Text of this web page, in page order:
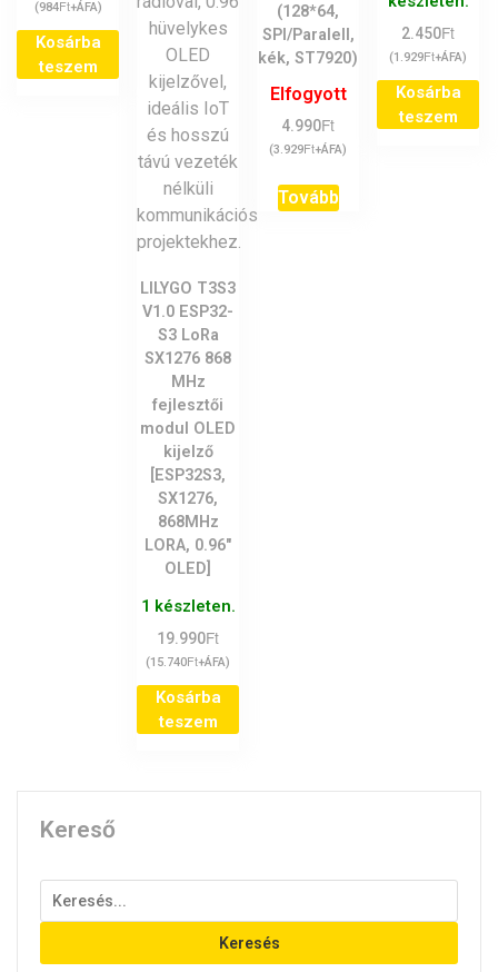
(984Ft+ÁFA)
Kosárba
teszem
LILYGO T3S3
V1.0 ESP32-
S3 LoRa
SX1276 868
MHz
fejlesztői
modul OLED
kijelző
[ESP32S3,
SX1276,
868MHz
LORA, 0.96″
OLED]
1 készleten.
19.990Ft
(15.740Ft+ÁFA)
Kosárba
teszem
(128*64,
SPI/Paralell,
kék, ST7920)
Elfogyott
4.990Ft
(3.929Ft+ÁFA)
Tovább
2.450Ft
(1.929Ft+ÁFA)
Kosárba
teszem
Kereső
Keresés